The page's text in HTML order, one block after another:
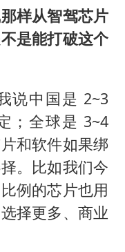
样从智驾芯片
是能打破这个
说中国是 2~3
；全球是 3~4
和软件如果绑
。比如我们今
例的芯片也用
择更多、商业